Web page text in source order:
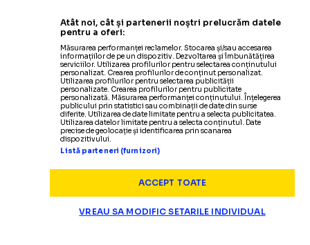
Atât noi, cât și partenerii noștri prelucrăm datele
pentru a oferi:
Măsurarea performanței reclamelor. Stocarea și/sau accesarea
informațiilor de pe un dispozitiv. Dezvoltarea și îmbunătățirea
serviciilor. Utilizarea profilurilor pentru selectarea conținutului
personalizat. Crearea profilurilor de conținut personalizat.
Utilizarea profilurilor pentru selectarea publicității
personalizate. Crearea profilurilor pentru publicitate
personalizată. Măsurarea performanței conținutului. Înțelegerea
publicului prin statistici sau combinații de date din surse
diferite. Utilizarea de date limitate pentru a selecta publicitatea.
Utilizarea datelor limitate pentru a selecta conținutul. Date
precise de geolocație și identificarea prin scanarea
dispozitivului.
Listă parteneri (furnizori)
ACCEPT TOATE
VREAU SA MODIFIC SETARILE INDIVIDUAL